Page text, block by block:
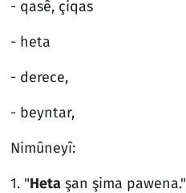
- qasê, çiqas
- heta
- derece,
- beyntar,
Nimûneyî:
1. "Hetaşan şima pawena."